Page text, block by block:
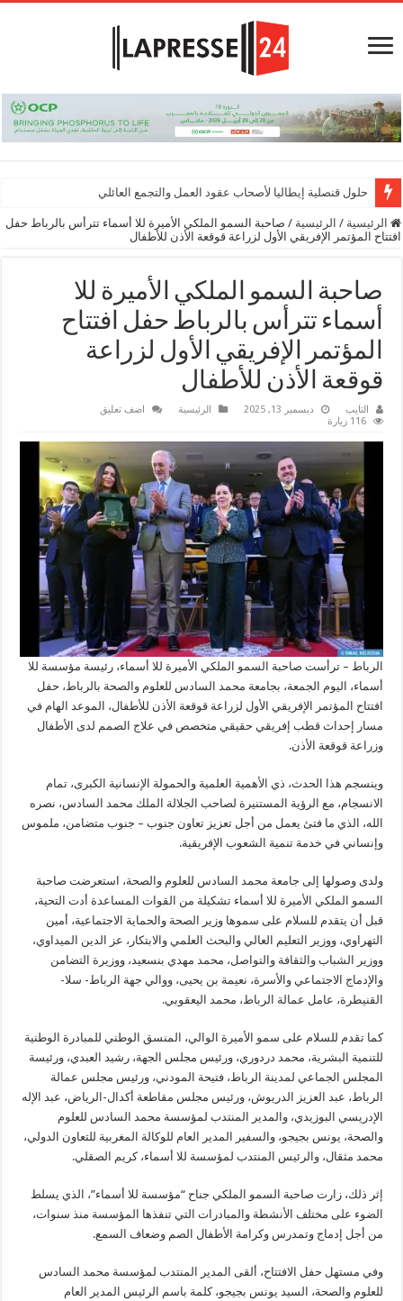
حلول قنصلية إيطاليا لأصحاب عقود العمل والتجمع العائلي
الرئيسية / الرئيسية / صاحبة السمو الملكي الأميرة للا أسماء تترأس بالرباط حفل
افتتاح المؤتمر الإفريقي الأول لزراعة قوقعة الأذن للأطفال
صاحبة السمو الملكي الأميرة للا
أسماء تترأس بالرباط حفل افتتاح
المؤتمر الإفريقي الأول لزراعة
قوقعة الأذن للأطفال
التايب ديسمبر 13, 2025 الرئيسية
اضف تعليق
116 زيارة
الرباط – ترأست صاحبة السمو الملكي الأميرة للا أسماء، رئيسة مؤسسة للا
أسماء، اليوم الجمعة، بجامعة محمد السادس للعلوم والصحة بالرباط، حفل
افتتاح المؤتمر الإفريقي الأول لزراعة قوقعة الأذن للأطفال، الموعد الهام في
مسار إحداث قطب إفريقي حقيقي متخصص في علاج الصمم لدى الأطفال
وزراعة قوقعة الأذن.
وينسجم هذا الحدث، ذي الأهمية العلمية والحمولة الإنسانية الكبرى، تمام
الانسجام، مع الرؤية المستنيرة لصاحب الجلالة الملك محمد السادس، نصره
الله، الذي ما فتئ يعمل من أجل تعزيز تعاون جنوب – جنوب متضامن، ملموس
وإنساني في خدمة تنمية الشعوب الإفريقية.
ولدى وصولها إلى جامعة محمد السادس للعلوم والصحة، استعرضت صاحبة
السمو الملكي الأميرة للا أسماء تشكيلة من القوات المساعدة أدت التحية،
قبل أن يتقدم للسلام على سموها وزير الصحة والحماية الاجتماعية، أمين
التهراوي، ووزير التعليم العالي والبحث العلمي والابتكار، عز الدين الميداوي،
ووزير الشباب والثقافة والتواصل، محمد مهدي بنسعيد، ووزيرة التضامن
والإدماج الاجتماعي والأسرة، نعيمة بن يحيى، ووالي جهة الرباط- سلا-
القنيطرة، عامل عمالة الرباط، محمد اليعقوبي.
كما تقدم للسلام على سمو الأميرة الوالي، المنسق الوطني للمبادرة الوطنية
للتنمية البشرية، محمد دردوري، ورئيس مجلس الجهة، رشيد العبدي، ورئيسة
المجلس الجماعي لمدينة الرباط، فتيحة المودني، ورئيس مجلس عمالة
الرباط، عبد العزيز الدريوش، ورئيس مجلس مقاطعة أكدال-الرياض، عبد الإله
الإدريسي البوزيدي، والمدير المنتدب لمؤسسة محمد السادس للعلوم
والصحة، يونس بجيجو، والسفير المدير العام للوكالة المغربية للتعاون الدولي،
محمد مثقال، والرئيس المنتدب لمؤسسة للا أسماء، كريم الصقلي.
إثر ذلك، زارت صاحبة السمو الملكي جناح “مؤسسة للا أسماء”، الذي يسلط
الضوء على مختلف الأنشطة والمبادرات التي تنفذها المؤسسة منذ سنوات،
من أجل إدماج وتمدرس وكرامة الأطفال الصم وضعاف السمع.
وفي مستهل حفل الافتتاح، ألقى المدير المنتدب لمؤسسة محمد السادس
للعلوم والصحة، السيد يونس بجيجو، كلمة باسم الرئيس المدير العام